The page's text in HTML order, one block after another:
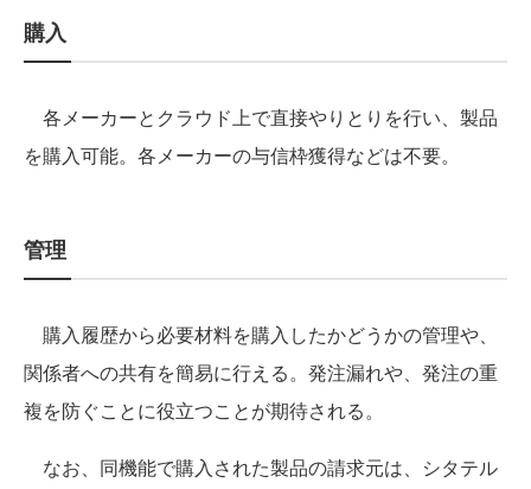
購入
各メーカーとクラウド上で直接やりとりを行い、製品
を購入可能。各メーカーの与信枠獲得などは不要。
管理
購入履歴から必要材料を購入したかどうかの管理や、
関係者への共有を簡易に行える。発注漏れや、発注の重
複を防ぐことに役立つことが期待される。
なお、同機能で購入された製品の請求元は、シタテル